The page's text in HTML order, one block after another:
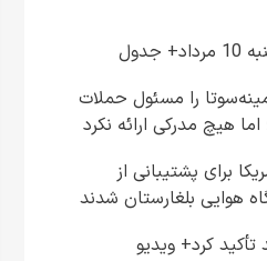
را مسئول حملات
هیچ مدرکی ارائه نکرد
برای پشتیبانی از
هوایی بلغارستان شدند
کرد+ ویدیو